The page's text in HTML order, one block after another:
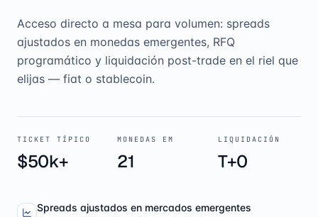
Acceso directo a mesa para volumen: spreads
ajustados en monedas emergentes, RFQ
programático y liquidación post-trade en el riel que
elijas — fiat o stablecoin.
TICKET TÍPICO
$50k+
MONEDAS EM
21
LIQUIDACIÓN
T+0
Spreads ajustados en mercados emergentes